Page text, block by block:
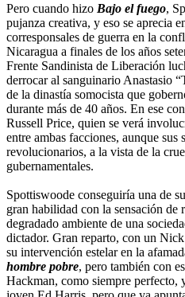
Pero cuando hizo Bajo el fuego,
pujanza creativa, y eso se aprecia
corresponsales de guerra en la
Nicaragua a finales de los años
Frente Sandinista de Liberación
derrocar al sanguinario Anastasio
de la dinastía somocista que
durante más de 40 años. En ese
Russell Price, quien se verá
entre ambas facciones, aunque sus
revolucionarios, a la vista de la
gubernamentales.
Spottiswoode conseguiría una de
gran habilidad con la sensación de
degradado ambiente de una
dictador. Gran reparto, con un
su intervención estelar en la
hombre pobre, pero también con
Hackman, como siempre perfecto,